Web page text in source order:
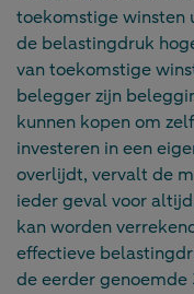
toekomstige winsten
de belastingdruk
van toekomstige
belegger zijn
kunnen kopen om
investeren in een
overlijdt, vervalt de
ieder geval voor
kan worden
effectieve
de eerder genoemde